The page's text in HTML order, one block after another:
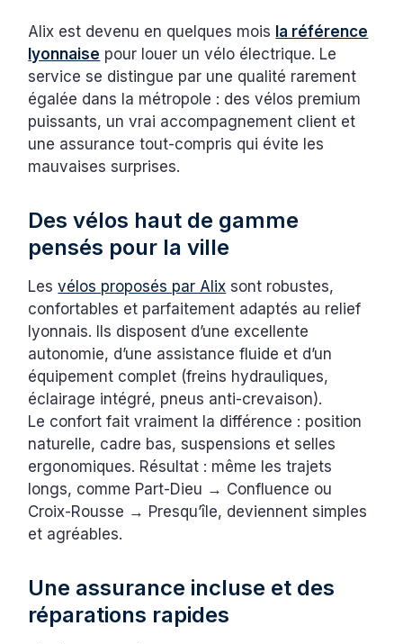
Alix est devenu en quelques mois la référence
lyonnaise pour louer un vélo électrique. Le
service se distingue par une qualité rarement
égalée dans la métropole : des vélos premium
puissants, un vrai accompagnement client et
une assurance tout-compris qui évite les
mauvaises surprises.
Des vélos haut de gamme
pensés pour la ville
Lesvélos proposés par Alix sont robustes,
confortables et parfaitement adaptés au relief
lyonnais. Ils disposent d’une excellente
autonomie, d’une assistance fluide et d’un
équipement complet (freins hydrauliques,
éclairage intégré, pneus anti-crevaison).
Le confort fait vraiment la différence : position
naturelle, cadre bas, suspensions et selles
ergonomiques. Résultat : même les trajets
longs, comme Part-Dieu → Confluence ou
Croix-Rousse → Presqu’île, deviennent simples
et agréables.
Une assurance incluse et des
réparations rapides